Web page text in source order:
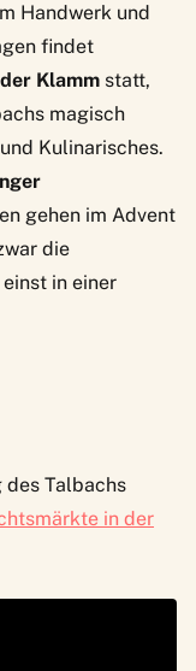
Handwerk und
findet
Klamm statt,
magisch
Kulinarisches.
gehen im Advent
die
in einer
Talbachs
in der